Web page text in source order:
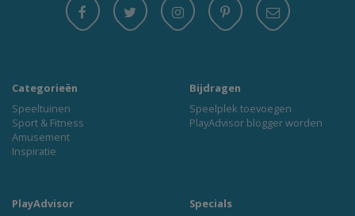
Categorieën
Speeltuinen
Sport & Fitness
Amusement
Inspiratie
Bijdragen
Speelplek toevoegen
PlayAdvisor blogger worden
PlayAdvisor
Specials